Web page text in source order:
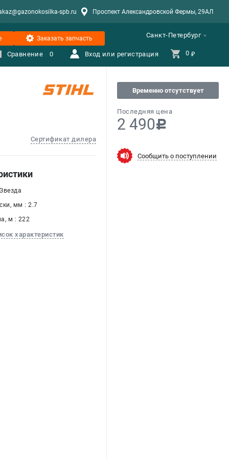
spb.ru Проспект Александровской Фермы, 29АЛ
Санкт-Петербург
Заказать запчасть
Сравнение 0 Вход или регистрация 0 ₽
Сертификат дилера
Временно отсутствует
Последняя цена
2 490c
Сообщить о поступлении
мм : 2.7
м : 222
характеристик